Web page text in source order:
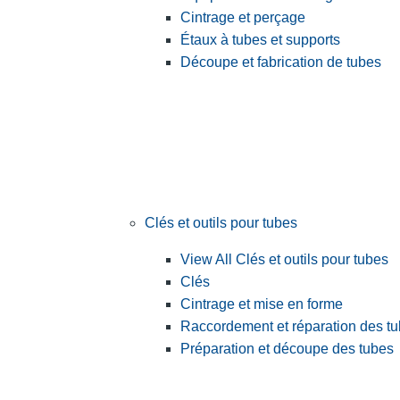
Cintrage et perçage
Étaux à tubes et supports
Découpe et fabrication de tubes
Clés et outils pour tubes
View All Clés et outils pour tubes
Clés
Cintrage et mise en forme
Raccordement et réparation des
Préparation et découpe des tubes